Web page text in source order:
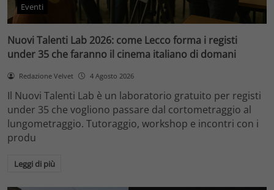
Eventi
Nuovi Talenti Lab 2026: come Lecco forma i registi
under 35 che faranno il cinema italiano di domani
Redazione Velvet 4 Agosto 2026
Il Nuovi Talenti Lab è un laboratorio gratuito per registi
under 35 che vogliono passare dal cortometraggio al
lungometraggio. Tutoraggio, workshop e incontri con i
produ
Leggi di più